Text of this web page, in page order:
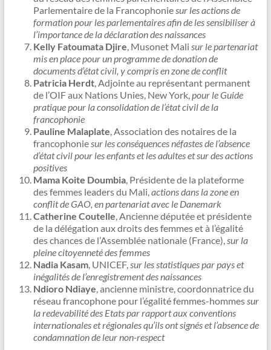
Parlementaire de la Francophoniesur les actions de
formation pour les parlementaires afin de les sensibiliser à
l’importance de la déclaration des naissances
Kelly Fatoumata Djire, Musonet Mali sur le partenariat
mis en place pour un programme de donation de
documents d’état civil, y compris en zone de conflit
Patricia Herdt, Adjointe au représentant permanent
de l’OIF aux Nations Unies, New York,pour le Guide
pratique pour la consolidation de l’état civil de la
francophonie
Pauline Malaplate, Association des notaires de la
francophoniesur les conséquences néfastes de l’absence
d’état civil pour les enfants et les adultes et sur des actions
positives
Mama Koite Doumbia, Présidente de la plateforme
des femmes leaders du Mali,actions dans la zone en
conflit de GAO, en partenariat avec le Danemark
Catherine Coutelle, Ancienne députée et présidente
de la délégation aux droits des femmes et à l’égalité
des chances de l’Assemblée nationale (France),sur la
pleine citoyenneté des femmes
Nadia Kasam, UNICEF,sur les statistiques par pays et
inégalités de l’enregistrement des naissances
Ndioro Ndiaye, ancienne ministre, coordonnatrice du
réseau francophone pour l’égalité femmes-hommessur
la redevabilité des Etats par rapport aux conventions
internationales et régionales qu’ils ont signés et l’absence de
condamnation de leur non-respect